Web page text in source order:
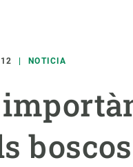
NOTICIA
boscos